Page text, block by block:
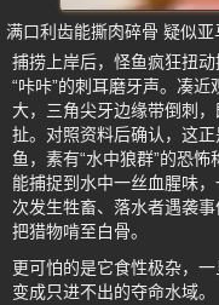
满口利齿能撕肉碎骨 疑似亚
捕捞上岸后，怪鱼疯狂扭
“咔咔”的刺耳磨牙声。凑
大，三角尖牙边缘带倒刺
扯。对照资料后确认，这
鱼，素有“水中狼群”的恐
能捕捉到水中一丝血腥味
次发生牲畜、落水者遇袭
把猎物啃至白骨。
更可怕的是它食性极杂，
变成只进不出的夺命水域。